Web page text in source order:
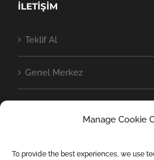
Manage Cookie
To provide the best experiences, we use
İLETİŞİM
Teklif Al
Genel Merkez